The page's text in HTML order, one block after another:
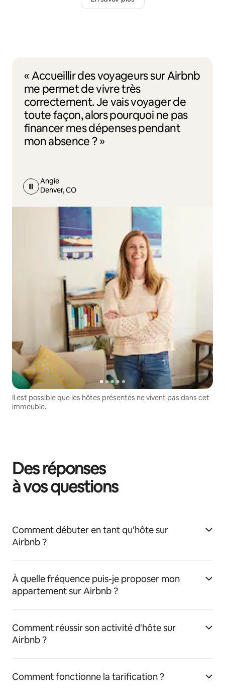
« Accueillir des voyageurs sur Airbnb
me permet de vivre très
correctement. Je vais voyager de
toute façon, alors pourquoi ne pas
financer mes dépenses pendant
mon absence ? »
Angie
Denver, CO
Il est possible que les hôtes présentés ne vivent pas dans cet
immeuble.
Des réponses
à vos questions
Comment débuter en tant qu'hôte sur
Airbnb ?
À quelle fréquence puis-je proposer mon
appartement sur Airbnb ?
Comment réussir son activité d'hôte sur
Airbnb ?
Comment fonctionne la tarification ?